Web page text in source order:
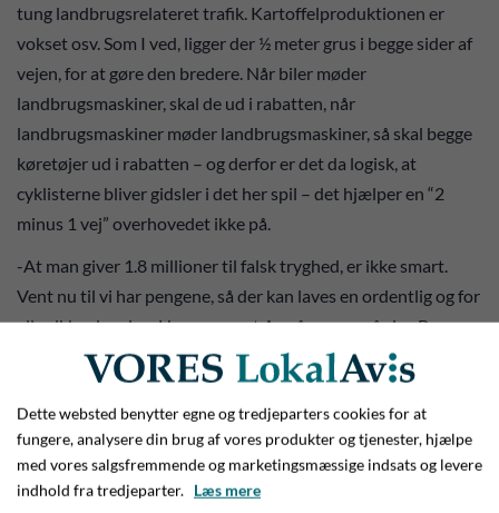
tung landbrugsrelateret trafik. Kartoffelproduktionen er
vokset osv. Som I ved, ligger der ½ meter grus i begge sider af
vejen, for at gøre den bredere. Når biler møder
landbrugsmaskiner, skal de ud i rabatten, når
landbrugsmaskiner møder landbrugsmaskiner, så skal begge
køretøjer ud i rabatten – og derfor er det da logisk, at
cyklisterne bliver gidsler i det her spil – det hjælper en “2
minus 1 vej” overhovedet ikke på.
-At man giver 1.8 millioner til falsk tryghed, er ikke smart.
Vent nu til vi har pengene, så der kan laves en ordentlig og for
alle sikker løsning. Har man sagt A, må man også sige B – og
det skal ikke være denne her billige model, lød argumenterne
fra Clemmensen.
Frygter at ryge langt ned i cykelsti-køen
Bjarne Boysen fra lokalrådet tog her til genmæle og
forklarede bevæggrundene for, at man i lokalrådet havde sagt
Dette websted benytter egne og tredjeparters cookies for at
fungere, analysere din brug af vores produkter og tjenester, hjælpe
med vores salgsfremmende og marketingsmæssige indsats og levere
indhold fra tredjeparter. Læs mere